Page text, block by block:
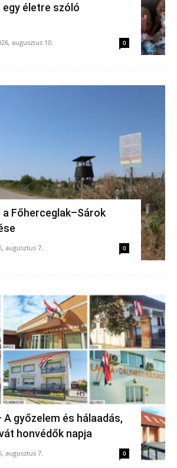
életre szóló
augusztus 10. 0
Főherceglak–Sárok
augusztus 7. 0
A győzelem és hálaadás,
honvédők napja
augusztus 7. 0